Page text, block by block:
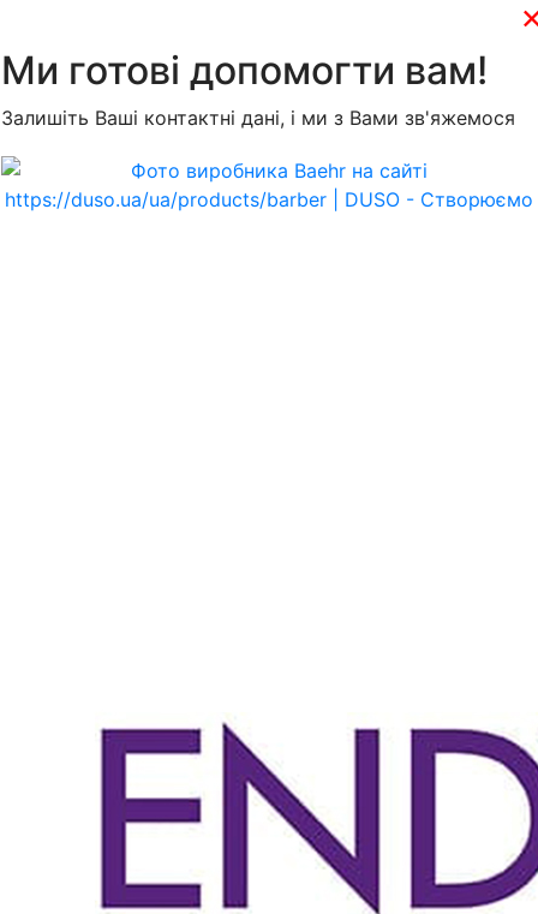
Ми готові допомогти вам!
Залишіть Ваші контактні дані, і ми з Вами зв'яжемося